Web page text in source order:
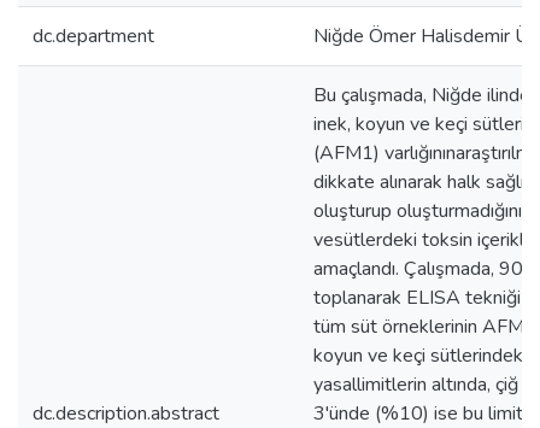
dc.department Niğde Ömer Halisdemir
dc.description.abstract
Bu çalışmada, Niğde
inek, koyun ve keçi
(AFM1)
dikkate alınarak halk
oluşturup
vesütlerdeki toksin
amaçlandı. Çalışmada, 90
toplanarak ELISA tekniği
tüm süt örneklerinin
koyun ve keçi sütlerindeki
yasallimitlerin altında, çiğ
3'ünde (%10) ise bu